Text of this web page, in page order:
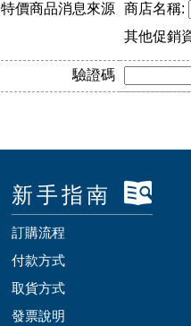
特價商品消息來源 商店名稱:
其他促銷
驗證碼
新手指南
訂購流程
付款方式
取貨方式
發票說明